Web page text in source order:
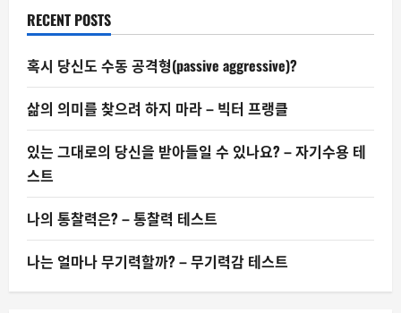
까?
RECENT POSTS
혹시 당신도 수동 공격형(passive aggressive)?
삶의 의미를 찾으려 하지 마라 – 빅터 프랭클
있는 그대로의 당신을 받아들일 수 있나요? – 자기수용 테
스트
나의 통찰력은? – 통찰력 테스트
나는 얼마나 무기력할까? – 무기력감 테스트